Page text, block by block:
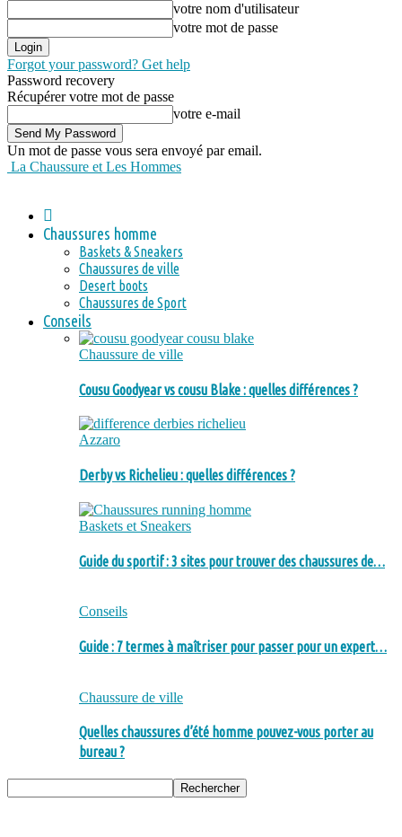
votre nom d'utilisateur
votre mot de passe
Forgot your password? Get help
Password recovery
Récupérer votre mot de passe
votre e-mail
Un mot de passe vous sera envoyé par email.
La Chaussure et Les Hommes
Chaussures homme
Baskets & Sneakers
Chaussures de ville
Desert boots
Chaussures de Sport
Conseils
Chaussure de ville
Cousu Goodyear vs cousu Blake : quelles différences ?
Azzaro
Derby vs Richelieu : quelles différences ?
Baskets et Sneakers
Guide du sportif : 3 sites pour trouver des chaussures de…
Conseils
Guide : 7 termes à maîtriser pour passer pour un expert…
Chaussure de ville
Quelles chaussures d’été homme pouvez-vous porter au
bureau ?